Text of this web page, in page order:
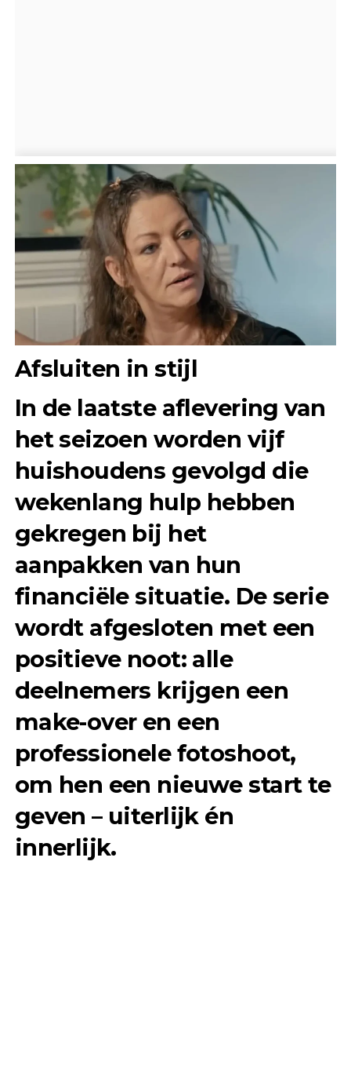
Afsluiten in stijl
In de laatste aflevering van
het seizoen worden vijf
huishoudens gevolgd die
wekenlang hulp hebben
gekregen bij het
aanpakken van hun
financiële situatie. De serie
wordt afgesloten met een
positieve noot: alle
deelnemers krijgen een
make-over en een
professionele fotoshoot,
om hen een nieuwe start te
geven – uiterlijk én
innerlijk.